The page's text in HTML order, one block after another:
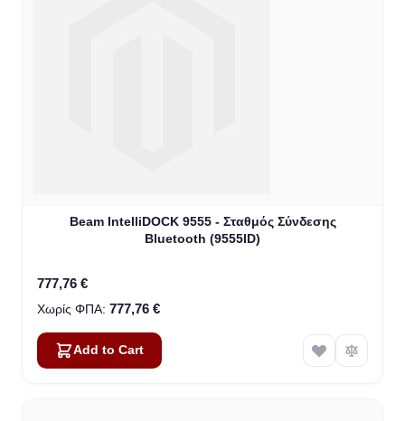
Beam IntelliDOCK 9555 - Σταθμός Σύνδεσης
Bluetooth (9555ID)
777,76 €
777,76 €
Add to Cart